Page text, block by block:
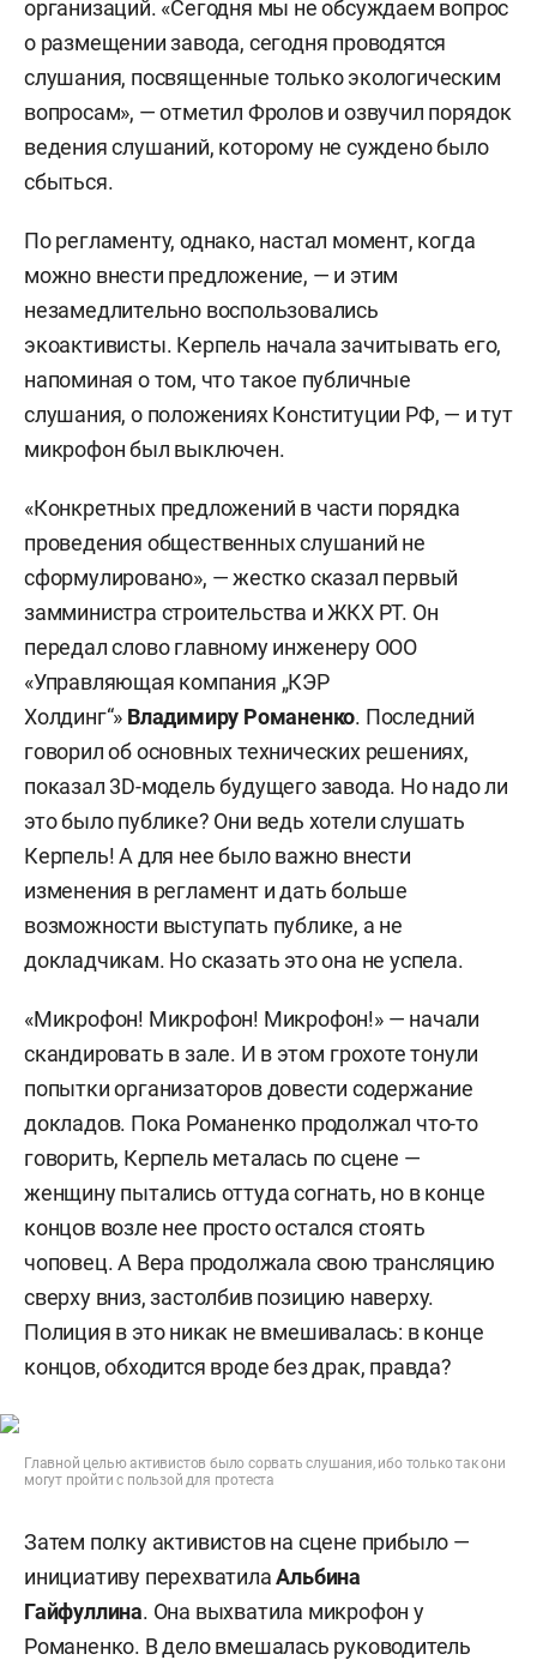
организаций. «Сегодня мы не обсуждаем вопрос
о размещении завода, сегодня проводятся
слушания, посвященные только экологическим
вопросам», — отметил Фролов и озвучил порядок
ведения слушаний, которому не суждено было
сбыться.
По регламенту, однако, настал момент, когда
можно внести предложение, — и этим
незамедлительно воспользовались
экоактивисты. Керпель начала зачитывать его,
напоминая о том, что такое публичные
слушания, о положениях Конституции РФ, — и тут
микрофон был выключен.
«Конкретных предложений в части порядка
проведения общественных слушаний не
сформулировано», — жестко сказал первый
замминистра строительства и ЖКХ РТ. Он
передал слово главному инженеру ООО
«Управляющая компания „КЭР
Холдинг“» Владимиру Романенко. Последний
говорил об основных технических решениях,
показал 3D-модель будущего завода. Но надо ли
это было публике? Они ведь хотели слушать
Керпель! А для нее было важно внести
изменения в регламент и дать больше
возможности выступать публике, а не
докладчикам. Но сказать это она не успела.
«Микрофон! Микрофон! Микрофон!» — начали
скандировать в зале. И в этом грохоте тонули
попытки организаторов довести содержание
докладов. Пока Романенко продолжал что-то
говорить, Керпель металась по сцене —
женщину пытались оттуда согнать, но в конце
концов возле нее просто остался стоять
чоповец. А Вера продолжала свою трансляцию
сверху вниз, застолбив позицию наверху.
Полиция в это никак не вмешивалась: в конце
концов, обходится вроде без драк, правда?
Главной целью активистов было сорвать слушания, ибо только так они
могут пройти с пользой для протеста
Затем полку активистов на сцене прибыло —
инициативу перехватилаАльбина
Гайфуллина. Она выхватила микрофон у
Романенко. В дело вмешалась руководитель